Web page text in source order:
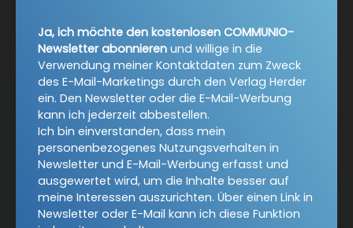
AGB und Widerrufsbelehrung
Barrierefreiheit
Impressum
Vertrag widerrufen
Ja, ich möchte den kostenlosen COMMUNIO-
Newsletter abonnieren und willige in die
Verwendung meiner Kontaktdaten zum Zweck
des E-Mail-Marketings durch den Verlag Herder
ein. Den Newsletter oder die E-Mail-Werbung
kann ich jederzeit abbestellen.
Ich bin einverstanden, dass mein
personenbezogenes Nutzungsverhalten in
Newsletter und E-Mail-Werbung erfasst und
ausgewertet wird, um die Inhalte besser auf
meine Interessen auszurichten. Über einen Link in
Newsletter oder E-Mail kann ich diese Funktion